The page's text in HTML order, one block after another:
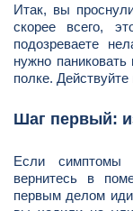
Итак, вы
скорее всего,
подозреваете
нужно
полке.
Шаг первый:
Если симптомы
вернитесь в
первым делом